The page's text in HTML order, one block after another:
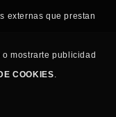
externas que prestan
mostrarte publicidad
COOKIES.